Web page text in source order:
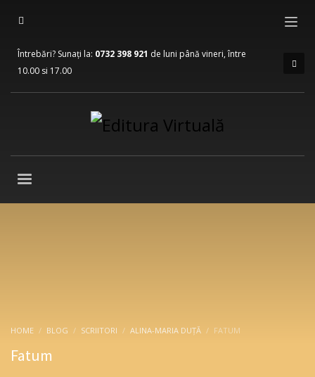
Întrebări? Sunați la: 0732 398 921 de luni până vineri, între
10.00 si 17.00
HOME BLOG SCRIITORI ALINA-MARIA DUŢĂ FATUM
Fatum